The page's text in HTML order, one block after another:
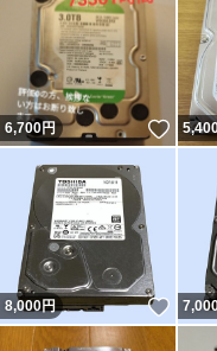
6,700円 い
8,000円 い